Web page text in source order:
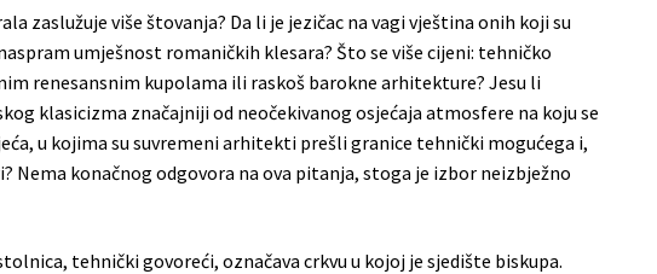
zaslužuje više štovanja? Da li je jezičac na vagi vještina onih koji su
umješnost romaničkih klesara? Što se više cijeni: tehničko
renesansnim kupolama ili raskoš barokne arhitekture? Jesu li
klasicizma značajniji od neočekivanog osjećaja atmosfere na koju se
u kojima su suvremeni arhitekti prešli granice tehnički mogućega i,
Nema konačnog odgovora na ova pitanja, stoga je izbor neizbježno
tehnički govoreći, označava crkvu u kojoj je sjedište biskupa.